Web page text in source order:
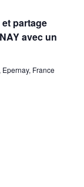
partage
avec un
France